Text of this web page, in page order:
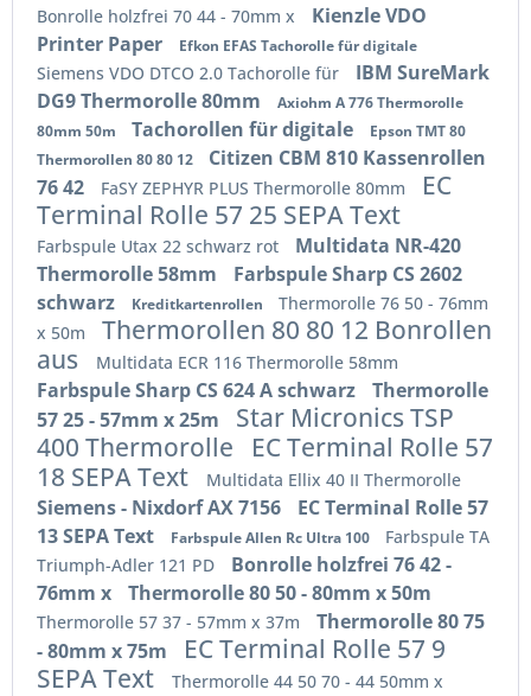
Bonrolle holzfrei 70 44 - 70mm x
Kienzle VDO
Printer Paper
Efkon EFAS Tachorolle für digitale
Siemens VDO DTCO 2.0 Tachorolle für
IBM SureMark
DG9 Thermorolle 80mm
Axiohm A 776 Thermorolle
80mm 50m
Tachorollen für digitale
Epson TMT 80
Thermorollen 80 80 12
Citizen CBM 810 Kassenrollen
76 42
FaSY ZEPHYR PLUS Thermorolle 80mm
EC
Terminal Rolle 57 25 SEPA Text
Farbspule Utax 22 schwarz rot
Multidata NR-420
Thermorolle 58mm
Farbspule Sharp CS 2602
schwarz
Kreditkartenrollen
Thermorolle 76 50 - 76mm
x 50m
Thermorollen 80 80 12 Bonrollen
aus
Multidata ECR 116 Thermorolle 58mm
Farbspule Sharp CS 624 A schwarz
Thermorolle
57 25 - 57mm x 25m
Star Micronics TSP
400 Thermorolle
EC Terminal Rolle 57
18 SEPA Text
Multidata Ellix 40 II Thermorolle
Siemens - Nixdorf AX 7156
EC Terminal Rolle 57
13 SEPA Text
Farbspule Allen Rc Ultra 100
Farbspule TA
Triumph-Adler 121 PD
Bonrolle holzfrei 76 42 -
76mm x
Thermorolle 80 50 - 80mm x 50m
Thermorolle 57 37 - 57mm x 37m
Thermorolle 80 75
- 80mm x 75m
EC Terminal Rolle 57 9
SEPA Text
Thermorolle 44 50 70 - 44 50mm x